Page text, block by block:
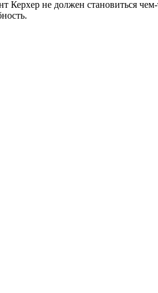
не должен становиться